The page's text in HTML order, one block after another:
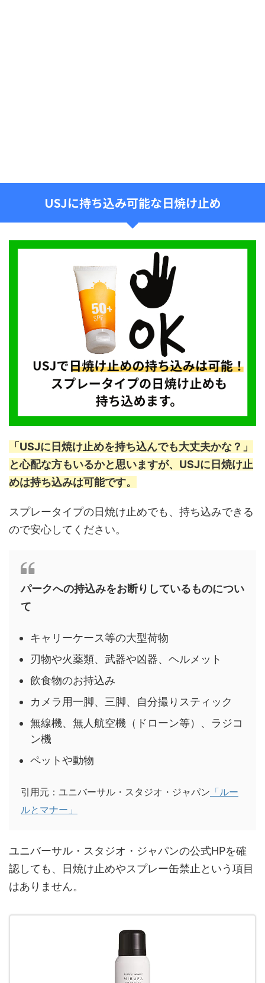
USJに持ち込み可能な日焼け止め
「USJに日焼け止めを持ち込んでも大丈夫かな？」
と心配な方もいるかと思いますが、USJに日焼け止
めは持ち込みは可能です。
スプレータイプの日焼け止めでも、持ち込みできる
ので安心してください。
パークへの持込みをお断りしているものについ
て
キャリーケース等の大型荷物
刃物や火薬類、武器や凶器、ヘルメット
飲食物のお持込み
カメラ用一脚、三脚、自分撮りスティック
無線機、無人航空機（ドローン等）、ラジコ
ン機
ペットや動物
引用元：ユニバーサル・スタジオ・ジャパン 「ルー
ルとマナー」
ユニバーサル・スタジオ・ジャパンの公式HPを確
認しても、日焼け止めやスプレー缶禁止という項目
はありません。